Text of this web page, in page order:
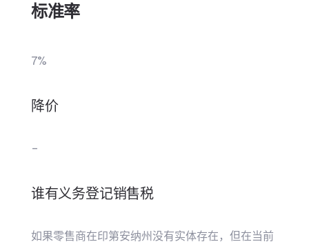
标准率
7%
降价
–
谁有义务登记销售税
如果零售商在印第安纳州没有实体存在，但在当前